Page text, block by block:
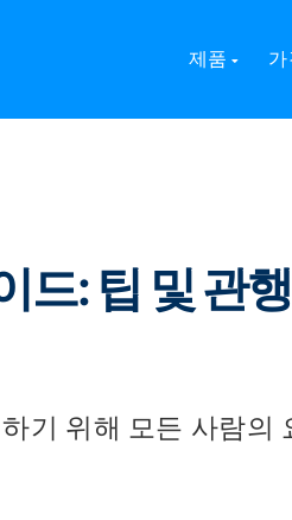
제품
드: 팁 및 관행
기 위해 모든 사람의